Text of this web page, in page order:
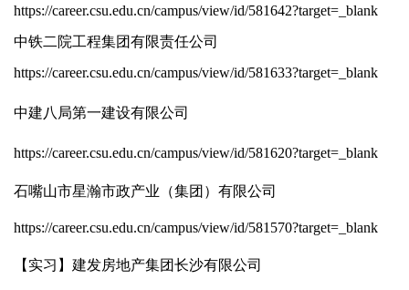
https://career.csu.edu.cn/campus/view/id/581642?target=_blank
中铁二院工程集团有限责任公司
https://career.csu.edu.cn/campus/view/id/581633?target=_blank
中建八局第一建设有限公司
https://career.csu.edu.cn/campus/view/id/581620?target=_blank
石嘴山市星瀚市政产业（集团）有限公司
https://career.csu.edu.cn/campus/view/id/581570?target=_blank
【实习】建发房地产集团长沙有限公司